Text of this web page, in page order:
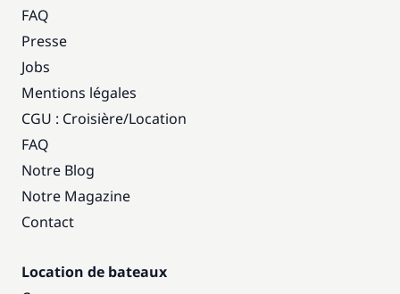
FAQ
Presse
Jobs
Mentions légales
CGU : Croisière/Location
FAQ
Notre Blog
Notre Magazine
Contact
Location de bateaux